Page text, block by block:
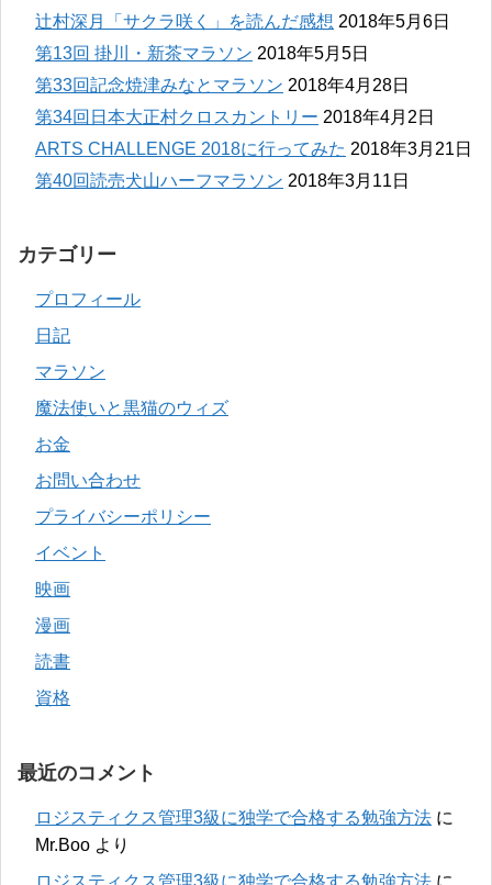
辻村深月「サクラ咲く」を読んだ感想 2018年5月6日
第13回 掛川・新茶マラソン 2018年5月5日
第33回記念焼津みなとマラソン 2018年4月28日
第34回日本大正村クロスカントリー 2018年4月2日
ARTS CHALLENGE 2018に行ってみた 2018年3月21日
第40回読売犬山ハーフマラソン 2018年3月11日
カテゴリー
プロフィール
日記
マラソン
魔法使いと黒猫のウィズ
お金
お問い合わせ
プライバシーポリシー
イベント
映画
漫画
読書
資格
最近のコメント
ロジスティクス管理3級に独学で合格する勉強方法 に
Mr.Boo より
ロジスティクス管理3級に独学で合格する勉強方法 に